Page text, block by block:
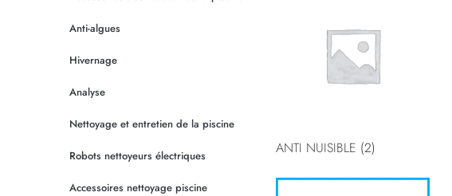
Anti-algues
Hivernage
Analyse
Nettoyage et entretien de la piscine
Robots nettoyeurs électriques
Accessoires nettoyage piscine
ANTI NUISIBLE (2)